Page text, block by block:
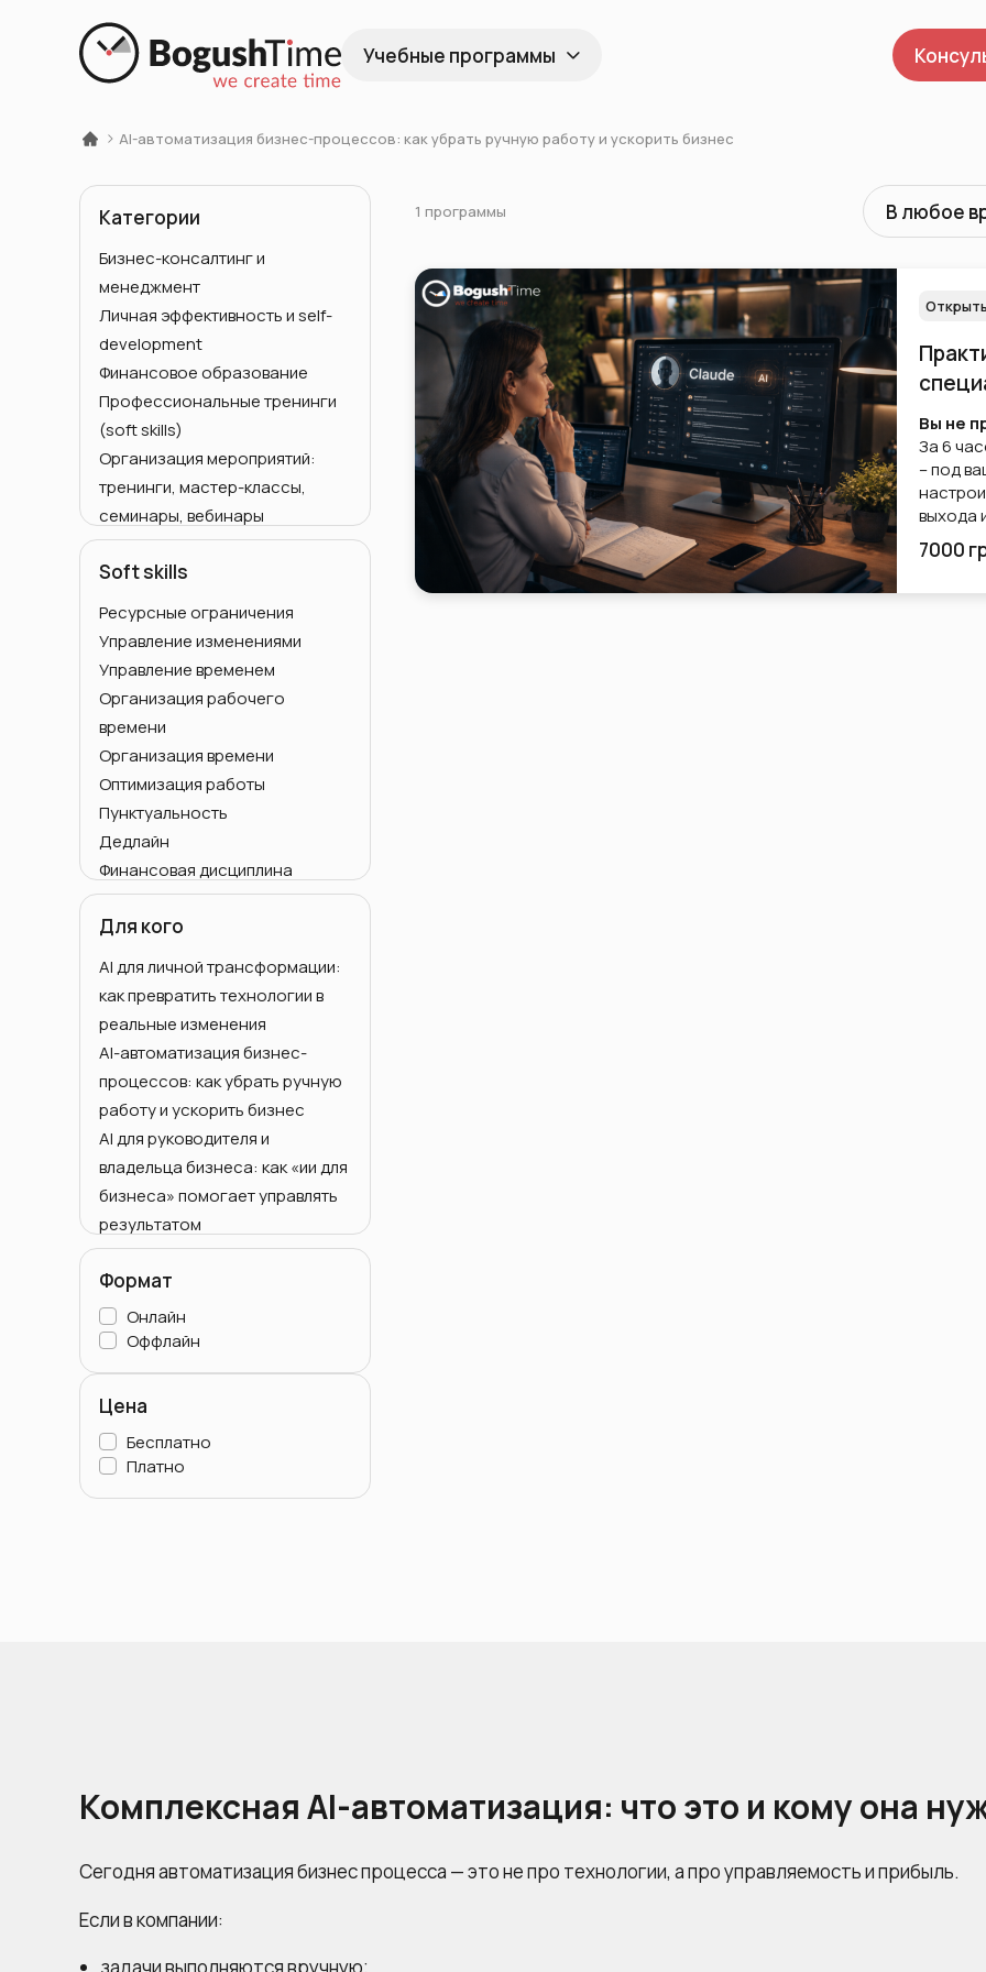
Учебные программы
AI-автоматизация бизнес-процессов: как убрать ручную работу и ускорить бизнес
Категории
Бизнес-консалтинг и
менеджмент
Личная эффективность и self-
development
Финансовое образование
Профессиональные тренинги
(soft skills)
Организация мероприятий:
тренинги, мастер-классы,
семинары, вебинары
Коучинг и менторинг
Личные ассистенты и
Корпоративные тренинги
Курсы по тайм менеджменту
Тайм-менеджмент для
руководителей
менеджеров и персонала
Тайм-менеджмент для женщин
Тренинги и курсы
самодисциплины
Образовательный бизнес /
EdTech
HR и корпоративное обучение
Soft skills
Ресурсные ограничения
Управление изменениями
Управление временем
Организация рабочего
времени
Организация времени
Оптимизация работы
Пунктуальность
Дедлайн
Финансовая дисциплина
Дисциплинированность
Самодисциплина
Для кого
AI для личной трансформации:
как превратить технологии в
реальные изменения
AI-автоматизация бизнес-
процессов: как убрать ручную
работу и ускорить бизнес
AI для руководителя и
владельца бизнеса: как «ии для
бизнеса» помогает управлять
результатом
Для владельцев
Личные ассистенты и
executive-помощники
Для всех
Для руководителей
Формат
Онлайн
Оффлайн
Цена
Бесплатно
Платно
1 программы В любое
Вы не
За 6
– под
выхода
7000
Комплексная AI-автоматизация: что это и кому она
Сегодня автоматизация бизнес процесса — это не про технологии, а про управляемость и прибыль.
Если в компании: